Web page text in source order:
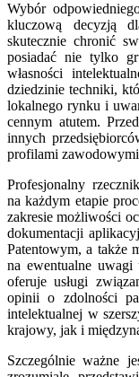
Wybór
kluczową decyzją
skutecznie chronić
posiadać nie tylko
własności
dziedzinie techniki,
lokalnego rynku i
cennym atutem.
innych
profilami
Profesjonalny
na każdym etapie
zakresie możliwości
dokumentacji
Patentowym, a także
na ewentualne
oferuje usługi
opinii o zdolności
intelektualnej w
krajowy, jak i
Szczególnie ważne